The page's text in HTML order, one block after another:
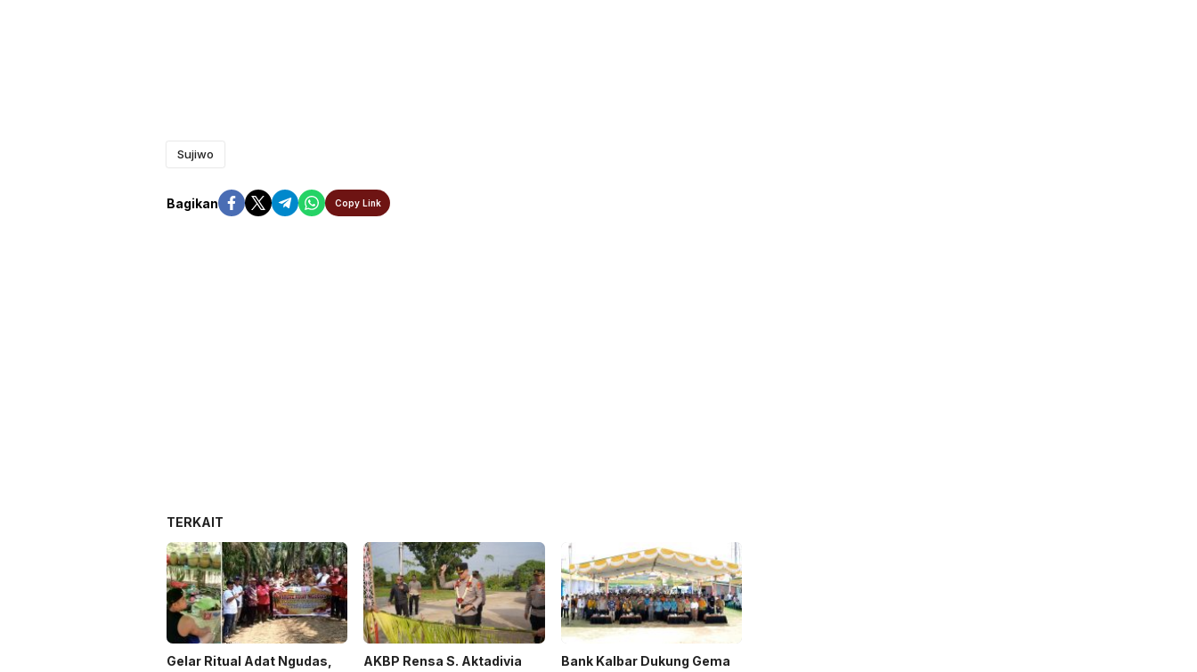
Sujiwo
Bagikan Copy Link
TERKAIT
Gelar Ritual Adat Ngudas,
AKBP Rensa S. Aktadivia
Bank Kalbar Dukung Gema